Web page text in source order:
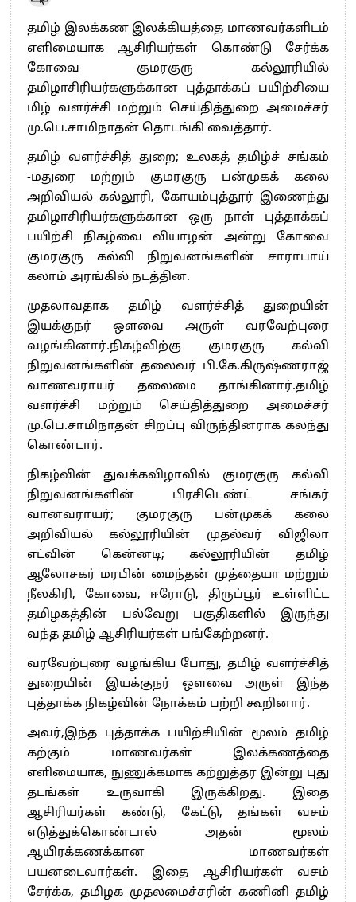
தமிழ் இலக்கண இலக்கியத்தை மாணவர்களிடம்
எளிமையாக ஆசிரியர்கள் கொண்டு சேர்க்க
கோவை குமரகுரு கல்லூரியில்
தமிழாசிரியர்களுக்கான புத்தாக்கப் பயிற்சியை
மிழ் வளர்ச்சி மற்றும் செய்தித்துறை அமைச்சர்
மு.பெ.சாமிநாதன் தொடங்கி வைத்தார்.
தமிழ் வளர்ச்சித் துறை; உலகத் தமிழ்ச் சங்கம்
-மதுரை மற்றும் குமரகுரு பன்முகக் கலை
அறிவியல் கல்லூரி, கோயம்புத்தூர் இணைந்து
தமிழாசிரியர்களுக்கான ஒரு நாள் புத்தாக்கப்
பயிற்சி நிகழ்வை வியாழன் அன்று கோவை
குமரகுரு கல்வி நிறுவனங்களின் சாராபாய்
கலாம் அரங்கில் நடத்தின.
முதலாவதாக தமிழ் வளர்ச்சித் துறையின்
இயக்குநர் ஒளவை அருள் வரவேற்புரை
வழங்கினார்.நிகழ்விற்கு குமரகுரு கல்வி
நிறுவனங்களின் தலைவர் பி.கே.கிருஷ்ணராஜ்
வாணவராயர் தலைமை தாங்கினார்.தமிழ்
வளர்ச்சி மற்றும் செய்தித்துறை அமைச்சர்
மு.பெ.சாமிநாதன் சிறப்பு விருந்தினராக கலந்து
கொண்டார்.
நிகழ்வின் துவக்கவிழாவில் குமரகுரு கல்வி
நிறுவனங்களின் பிரசிடெண்ட் சங்கர்
வானவராயர்; குமரகுரு பன்முகக் கலை
அறிவியல் கல்லூரியின் முதல்வர் விஜிலா
எட்வின் கென்னடி; கல்லூரியின் தமிழ்
ஆலோசகர் மரபின் மைந்தன் முத்தையா மற்றும்
நீலகிரி, கோவை, ஈரோடு, திருப்பூர் உள்ளிட்ட
தமிழகத்தின் பல்வேறு பகுதிகளில் இருந்து
வந்த தமிழ் ஆசிரியர்கள் பங்கேற்றனர்.
வரவேற்புரை வழங்கிய போது, தமிழ் வளர்ச்சித்
துறையின் இயக்குநர் ஒளவை அருள் இந்த
புத்தாக்க நிகழ்வின் நோக்கம் பற்றி கூறினார்.
அவர்,இந்த புத்தாக்க பயிற்சியின் மூலம் தமிழ்
கற்கும் மாணவர்கள் இலக்கணத்தை
எளிமையாக, நுணுக்கமாக கற்றுத்தர இன்று புது
தடங்கள் உருவாகி இருக்கிறது. இதை
ஆசிரியர்கள் கண்டு, கேட்டு, தங்கள் வசம்
எடுத்துக்கொண்டால் அதன் மூலம்
ஆயிரக்கணக்கான மாணவர்கள்
பயனடைவார்கள். இதை ஆசிரியர்கள் வசம்
சேர்க்க, தமிழக முதலமைச்சரின் கணினி தமிழ்